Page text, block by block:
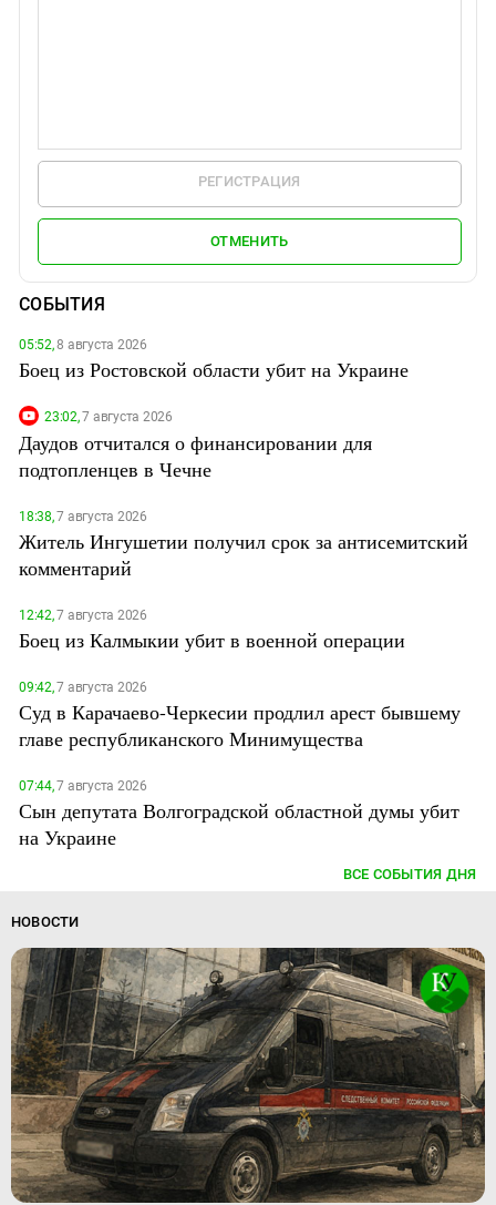
РЕГИСТРАЦИЯ
ОТМЕНИТЬ
СОБЫТИЯ
05:52,8 августа 2026
Боец из Ростовской области убит на Украине
23:02,7 августа 2026
Даудов отчитался о финансировании для
подтопленцев в Чечне
18:38,7 августа 2026
Житель Ингушетии получил срок за антисемитский
комментарий
12:42,7 августа 2026
Боец из Калмыкии убит в военной операции
09:42,7 августа 2026
Суд в Карачаево-Черкесии продлил арест бывшему
главе республиканского Минимущества
07:44,7 августа 2026
Сын депутата Волгоградской областной думы убит
на Украине
ВСЕ СОБЫТИЯ ДНЯ
НОВОСТИ